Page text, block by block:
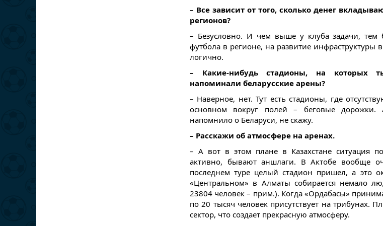
– Все зависит от того, сколько денег
регионов?
– Безусловно. И чем выше у клуба задачи, тем
футбола в регионе, на развитие инфраструктуры
логично.
– Какие-нибудь стадионы, на которых
напоминали беларусские арены?
– Наверное, нет. Тут есть стадионы, где
основном вокруг полей – беговые
напомнило о Беларуси, не скажу.
– Расскажи об атмосфере на аренах.
– А вот в этом плане в Казахстане ситуация
активно, бывают аншлаги. В Актобе вообще
последнем туре целый стадион пришел, а это
«Центральном» в Алматы собирается немало
23804 человек – прим.). Когда «Ордабасы»
по 20 тысяч человек присутствует на трибунах.
сектор, что создает прекрасную атмосферу.